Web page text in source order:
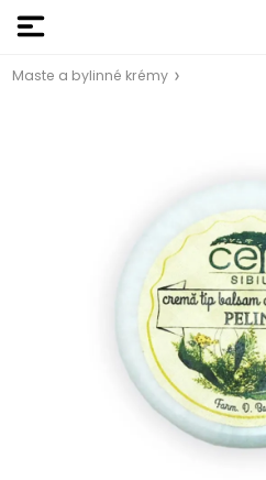
Maste a bylinné krémy